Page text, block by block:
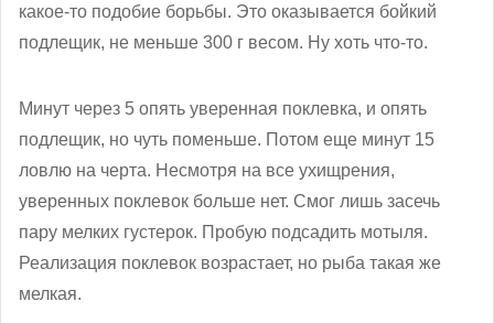
какое-то подобие борьбы. Это оказывается бойкий
подлещик, не меньше 300 г весом. Ну хоть что-то.
Минут через 5 опять уверенная поклевка, и опять
подлещик, но чуть поменьше. Потом еще минут 15
ловлю на черта. Несмотря на все ухищрения,
уверенных поклевок больше нет. Смог лишь засечь
пару мелких густерок. Пробую подсадить мотыля.
Реализация поклевок возрастает, но рыба такая же
мелкая.